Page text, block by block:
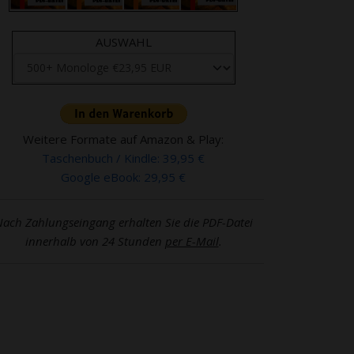
AUSWAHL
Weitere Formate auf Amazon & Play:
Taschenbuch / Kindle: 39,95 €
Google eBook: 29,95 €
Zahlungseingang erhalten Sie die PDF-Datei
innerhalb von 24 Stunden per E-Mail.